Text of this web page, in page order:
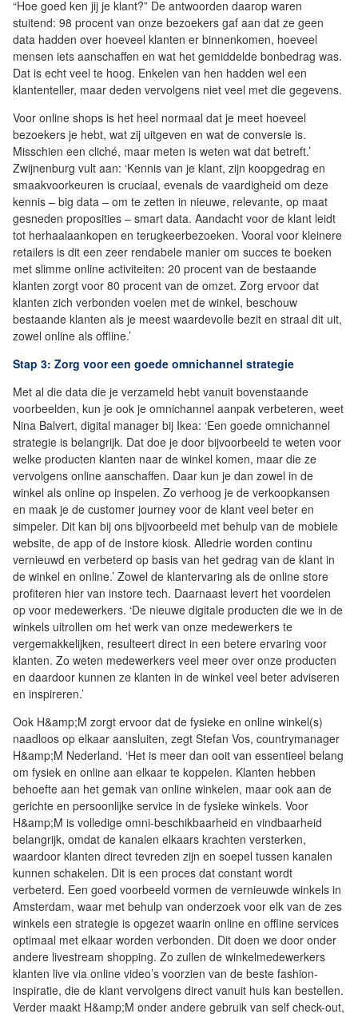
“Hoe goed ken jij je klant?” De antwoorden daarop waren
stuitend: 98 procent van onze bezoekers gaf aan dat ze geen
data hadden over hoeveel klanten er binnenkomen, hoeveel
mensen iets aanschaffen en wat het gemiddelde bonbedrag was.
Dat is echt veel te hoog. Enkelen van hen hadden wel een
klantenteller, maar deden vervolgens niet veel met die gegevens.
Voor online shops is het heel normaal dat je meet hoeveel
bezoekers je hebt, wat zij uitgeven en wat de conversie is.
Misschien een cliché, maar meten is weten wat dat betreft.’
Zwijnenburg vult aan: ‘Kennis van je klant, zijn koopgedrag en
smaakvoorkeuren is cruciaal, evenals de vaardigheid om deze
kennis – big data – om te zetten in nieuwe, relevante, op maat
gesneden proposities – smart data. Aandacht voor de klant leidt
tot herhaalaankopen en terugkeerbezoeken. Vooral voor kleinere
retailers is dit een zeer rendabele manier om succes te boeken
met slimme online activiteiten: 20 procent van de bestaande
klanten zorgt voor 80 procent van de omzet. Zorg ervoor dat
klanten zich verbonden voelen met de winkel, beschouw
bestaande klanten als je meest waardevolle bezit en straal dit uit,
zowel online als offline.’
Stap 3: Zorg voor een goede omnichannel strategie
Met al die data die je verzameld hebt vanuit bovenstaande
voorbeelden, kun je ook je omnichannel aanpak verbeteren, weet
Nina Balvert, digital manager bij Ikea: ‘Een goede omnichannel
strategie is belangrijk. Dat doe je door bijvoorbeeld te weten voor
welke producten klanten naar de winkel komen, maar die ze
vervolgens online aanschaffen. Daar kun je dan zowel in de
winkel als online op inspelen. Zo verhoog je de verkoopkansen
en maak je de customer journey voor de klant veel beter en
simpeler. Dit kan bij ons bijvoorbeeld met behulp van de mobiele
website, de app of de instore kiosk. Alledrie worden continu
vernieuwd en verbeterd op basis van het gedrag van de klant in
de winkel en online.’ Zowel de klantervaring als de online store
profiteren hier van instore tech. Daarnaast levert het voordelen
op voor medewerkers. ‘De nieuwe digitale producten die we in de
winkels uitrollen om het werk van onze medewerkers te
vergemakkelijken, resulteert direct in een betere ervaring voor
klanten. Zo weten medewerkers veel meer over onze producten
en daardoor kunnen ze klanten in de winkel veel beter adviseren
en inspireren.’
Ook H&amp;M zorgt ervoor dat de fysieke en online winkel(s)
naadloos op elkaar aansluiten, zegt Stefan Vos, countrymanager
H&amp;M Nederland. ‘Het is meer dan ooit van essentieel belang
om fysiek en online aan elkaar te koppelen. Klanten hebben
behoefte aan het gemak van online winkelen, maar ook aan de
gerichte en persoonlijke service in de fysieke winkels. Voor
H&amp;M is volledige omni-beschikbaarheid en vindbaarheid
belangrijk, omdat de kanalen elkaars krachten versterken,
waardoor klanten direct tevreden zijn en soepel tussen kanalen
kunnen schakelen. Dit is een proces dat constant wordt
verbeterd. Een goed voorbeeld vormen de vernieuwde winkels in
Amsterdam, waar met behulp van onderzoek voor elk van de zes
winkels een strategie is opgezet waarin online en offline services
optimaal met elkaar worden verbonden. Dit doen we door onder
andere livestream shopping. Zo zullen de winkelmedewerkers
klanten live via online video’s voorzien van de beste fashion-
inspiratie, die de klant vervolgens direct vanuit huis kan bestellen.
Verder maakt H&amp;M onder andere gebruik van self check-out,